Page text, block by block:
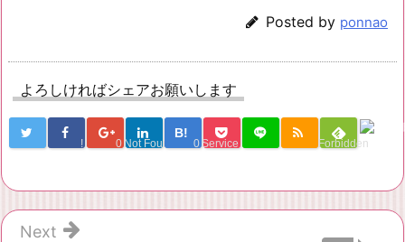
Posted by ponnao
よろしければシェアお願いします
! 0 Not Found
B!
0 Service Una Forbidden
Next